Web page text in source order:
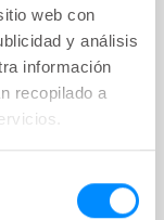
web con
y análisis
información
recopilado a
de nuestros
ofrecerte
Comparte el
por los